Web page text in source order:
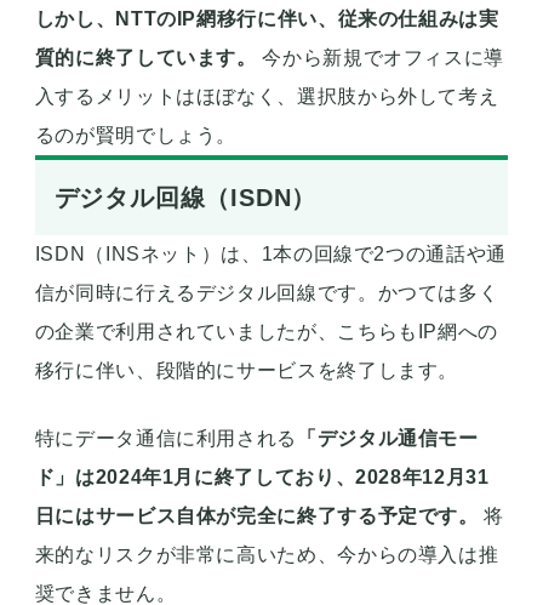
しかし、NTTのIP網移行に伴い、従来の仕組みは実
質的に終了しています。
今から新規でオフィスに導
入するメリットはほぼなく、選択肢から外して考え
るのが賢明でしょう。
デジタル回線（ISDN）
ISDN（INSネット）は、1本の回線で2つの通話や通
信が同時に行えるデジタル回線です。かつては多く
の企業で利用されていましたが、こちらもIP網への
移行に伴い、段階的にサービスを終了します。
特にデータ通信に利用される
「デジタル通信モー
ド」は2024年1月に終了しており、2028年12月31
日にはサービス自体が完全に終了する予定です。
将
来的なリスクが非常に高いため、今からの導入は推
奨できません。